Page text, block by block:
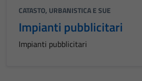
CATASTO, URBANISTICA E SUE
Impianti pubblicitari
Impianti pubblicitari